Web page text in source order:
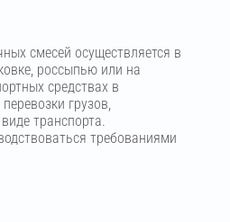
смесей осуществляется в
россыпью или на
средствах в
грузов,
транспорта.
требованиями